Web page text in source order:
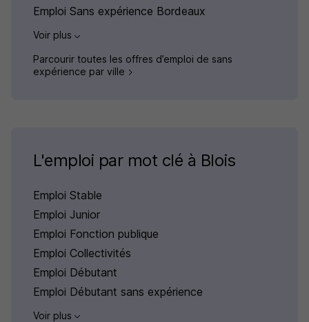
Emploi Sans expérience Bordeaux
Voir plus
Parcourir toutes les offres d’emploi de sans
expérience par ville
L'emploi par mot clé à Blois
Emploi Stable
Emploi Junior
Emploi Fonction publique
Emploi Collectivités
Emploi Débutant
Emploi Débutant sans expérience
Voir plus